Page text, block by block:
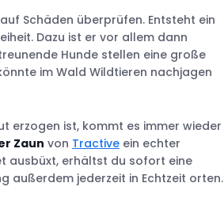
Schäden überprüfen. Entsteht ein
Dazu ist er vor allem dann
Hunde stellen eine große
im Wald Wildtieren nachjagen
erzogen ist, kommt es immer wieder
Zaun von Tractive ein echter
ausbüxt, erhältst du sofort eine
außerdem jederzeit in Echtzeit orten.